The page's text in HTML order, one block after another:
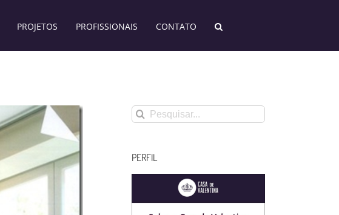
PROJETOS PROFISSIONAIS CONTATO
Buscar
resultados
PERFIL